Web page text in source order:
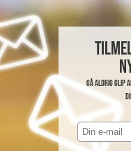
Gå aldrig glip